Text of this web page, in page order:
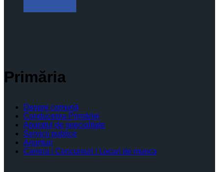
Primăria
Despre comună
Conducerea Primăriei
Aparatul de specialitate
Servicii publice
Anunturi
Cariera | Concursuri | Locuri de munca